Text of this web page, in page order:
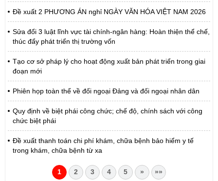
Đề xuất 2 PHƯƠNG ÁN nghỉ NGÀY VĂN HÓA VIỆT NAM 2026
Sửa đổi 3 luật lĩnh vực tài chính-ngân hàng: Hoàn thiện thể chế,
thúc đẩy phát triển thị trường vốn
Tạo cơ sở pháp lý cho hoạt động xuất bản phát triển trong giai
đoạn mới
Phiên họp toàn thể về đối ngoại Đảng và đối ngoại nhân dân
Quy định về biệt phái công chức; chế độ, chính sách với công
chức biệt phái
Đề xuất thanh toán chi phí khám, chữa bệnh bảo hiểm y tế
trong khám, chữa bệnh từ xa
1 2 3 4 5 » »»